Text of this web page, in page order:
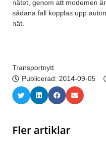
nätet, genom att modemen
sådana fall kopplas upp
nät.
Transportnytt
Publicerad: 2014-09-05
Fler artiklar